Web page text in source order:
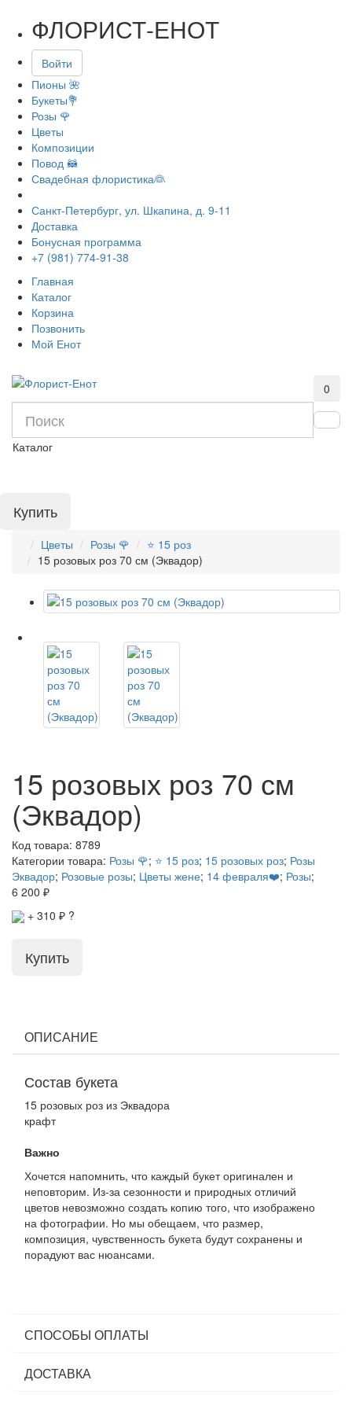
ФЛОРИСТ-ЕНОТ
Войти
Пионы 🌺
Букеты💐
Розы 🌹
Цветы
Композиции
Повод 🦝
Свадебная флористика👰
Санкт-Петербург, ул. Шкапина, д. 9-11
Доставка
Бонусная программа
+7 (981) 774-91-38
Главная
Каталог
Корзина
Позвонить
Мой Енот
0
Каталог
Купить
Цветы Розы 🌹
⭐ 15 роз
15 розовых роз 70 см (Эквадор)
15 розовых роз 70 см
(Эквадор)
Код товара: 8789
Категории товара: Розы 🌹; ⭐ 15 роз; 15 розовых роз; Розы
Эквадор; Розовые розы; Цветы жене; 14 февраля❤️; Розы;
6 200 ₽
+ 310 ₽ ?
Купить
ОПИСАНИЕ
Состав букета
15 розовых роз из Эквадора
крафт
Важно
Хочется напомнить, что каждый букет оригинален и
неповторим. Из-за сезонности и природных отличий
цветов невозможно создать копию того, что изображено
на фотографии. Но мы обещаем, что размер,
композиция, чувственность букета будут сохранены и
порадуют вас нюансами.
СПОСОБЫ ОПЛАТЫ
ДОСТАВКА